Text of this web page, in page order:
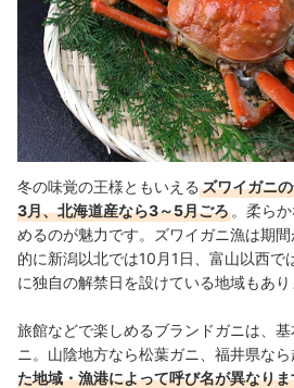
境港の海の幸を使った海鮮会席料
ます。
他 11 商品
冬の味覚の王様ともいえる ズワイガニ
3月、北海道産なら3～5月ごろ 。柔ら
めるのが魅力です。ズワイガニ漁は期
的に新潟以北では10月1日、富山以西で
に独自の解禁日を設けている地域もあり
旅館などで楽しめるブランドガニは、
ニ。山陰地方なら松葉ガニ、福井県なら
た地域・漁港によって呼び名が異なりま